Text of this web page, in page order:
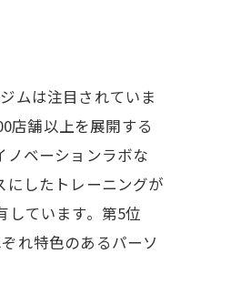
ムは注目されていま
店舗以上を展開する
ノベーションラボな
にしたトレーニングが
しています。第5位
れ特色のあるパーソ